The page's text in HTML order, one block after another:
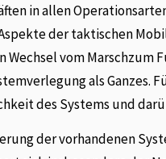
in allen
der taktischen
vom
als Ganzes.
des Systems und
der vorhandenen